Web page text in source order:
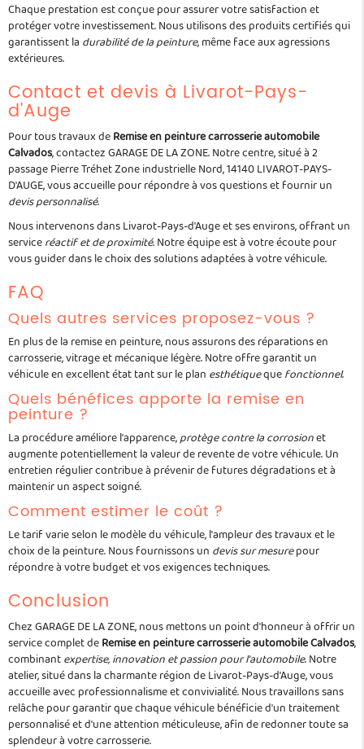
Chaque prestation est conçue pour assurer votre satisfaction et
protéger votre investissement. Nous utilisons des produits certifiés qui
garantissent la durabilité de la peinture, même face aux agressions
extérieures.
Contact et devis à Livarot-Pays-
d'Auge
Pour tous travaux deRemise en peinture carrosserie automobile
Calvados, contactez GARAGE DE LA ZONE. Notre centre, situé à 2
passage Pierre Tréhet Zone industrielle Nord, 14140 LIVAROT-PAYS-
D'AUGE, vous accueille pour répondre à vos questions et fournir un
devis personnalisé.
Nous intervenons dans Livarot-Pays-d'Auge et ses environs, offrant un
serviceréactif et de proximité. Notre équipe est à votre écoute pour
vous guider dans le choix des solutions adaptées à votre véhicule.
FAQ
Quels autres services proposez-vous ?
En plus de la remise en peinture, nous assurons des réparations en
carrosserie, vitrage et mécanique légère. Notre offre garantit un
véhicule en excellent état tant sur le plan esthétiquequefonctionnel.
Quels bénéfices apporte la remise en
peinture ?
La procédure améliore l'apparence,protège contre la corrosionet
augmente potentiellement la valeur de revente de votre véhicule. Un
entretien régulier contribue à prévenir de futures dégradations et à
maintenir un aspect soigné.
Comment estimer le coût ?
Le tarif varie selon le modèle du véhicule, l'ampleur des travaux et le
choix de la peinture. Nous fournissons un devis sur mesurepour
répondre à votre budget et vos exigences techniques.
Conclusion
Chez GARAGE DE LA ZONE, nous mettons un point d'honneur à offrir un
service complet deRemise en peinture carrosserie automobile Calvados,
combinantexpertise, innovation et passion pour l'automobile. Notre
atelier, situé dans la charmante région de Livarot-Pays-d'Auge, vous
accueille avec professionnalisme et convivialité. Nous travaillons sans
relâche pour garantir que chaque véhicule bénéficie d'un traitement
personnalisé et d'une attention méticuleuse, afin de redonner toute sa
splendeur à votre carrosserie.